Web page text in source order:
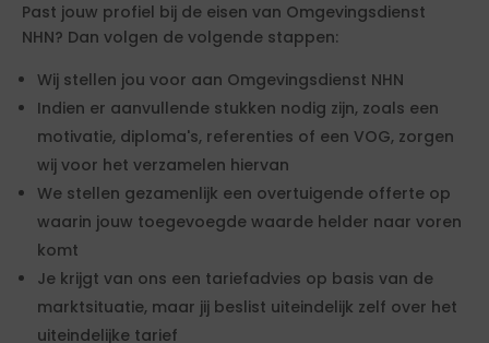
Past jouw profiel bij de eisen van Omgevingsdienst
NHN? Dan volgen de volgende stappen:
Wij stellen jou voor aan Omgevingsdienst NHN
Indien er aanvullende stukken nodig zijn, zoals een
motivatie, diploma's, referenties of een VOG, zorgen
wij voor het verzamelen hiervan
We stellen gezamenlijk een overtuigende offerte op
waarin jouw toegevoegde waarde helder naar voren
komt
Je krijgt van ons een tariefadvies op basis van de
marktsituatie, maar jij beslist uiteindelijk zelf over het
uiteindelijke tarief